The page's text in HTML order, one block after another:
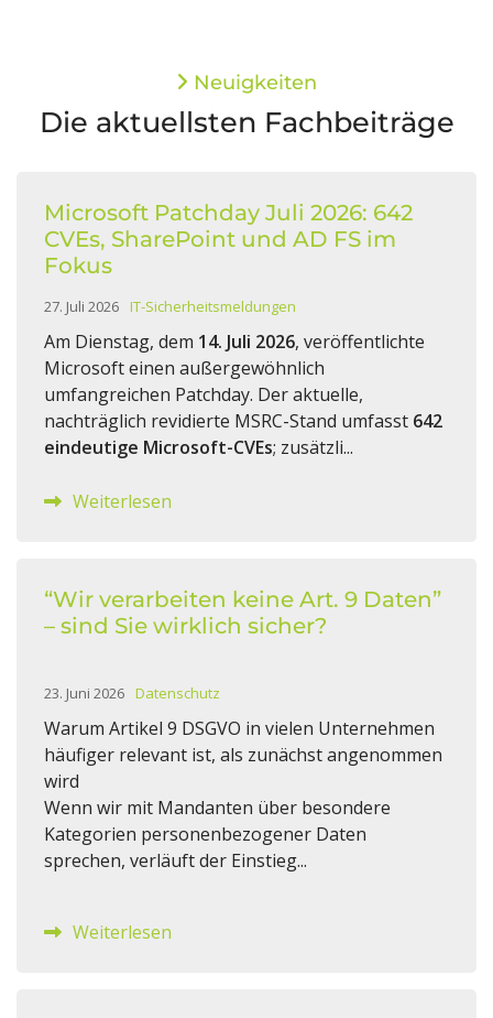
Die aktuellsten Fachbeiträge
Neuigkeiten
Microsoft Patchday Juli 2026: 642
CVEs, SharePoint und AD FS im
Fokus
27. Juli 2026 IT-Sicherheitsmeldungen
Am Dienstag, dem 14. Juli 2026, veröffentlichte
Microsoft einen außergewöhnlich
umfangreichen Patchday. Der aktuelle,
nachträglich revidierte MSRC-Stand umfasst 642
eindeutige Microsoft-CVEs; zusätzli...
Weiterlesen
“Wir verarbeiten keine Art. 9 Daten”
– sind Sie wirklich sicher?
23. Juni 2026 Datenschutz
Warum Artikel 9 DSGVO in vielen Unternehmen
häufiger relevant ist, als zunächst angenommen
wird
Wenn wir mit Mandanten über besondere
Kategorien personenbezogener Daten
sprechen, verläuft der Einstieg...
Weiterlesen